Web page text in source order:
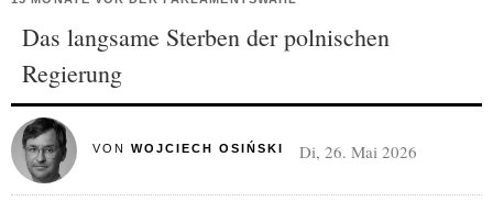
Das langsame Sterben der polnischen
Regierung
VON WOJCIECH OSIŃSKI Di, 26. Mai 2026